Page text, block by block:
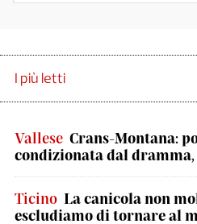
I più letti
Vallese Crans-Montana:
condizionata dal
Ticino La canicola non
escludiamo di tornare al